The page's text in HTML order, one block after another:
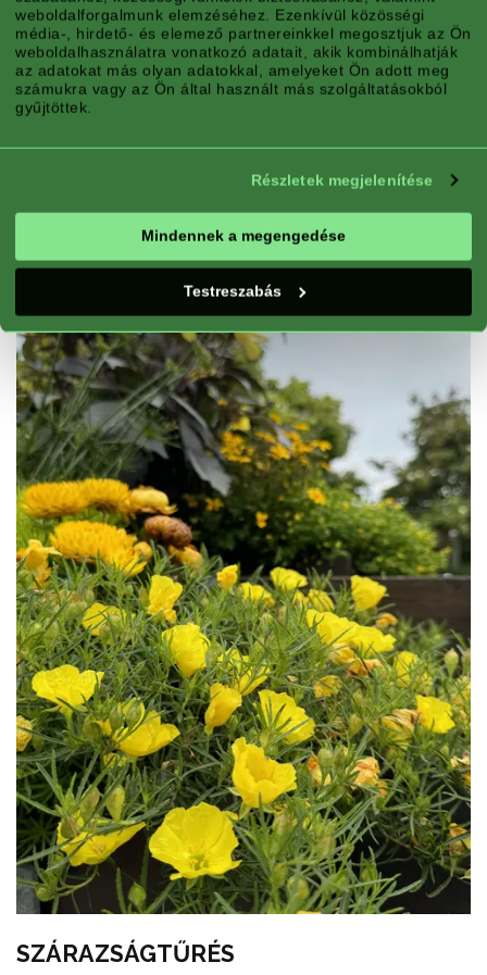
weboldalforgalmunk elemzéséhez. Ezenkívül közösségi
média-, hirdető- és elemező partnereinkkel megosztjuk az Ön
weboldalhasználatra vonatkozó adatait, akik kombinálhatják
az adatokat más olyan adatokkal, amelyeket Ön adott meg
számukra vagy az Ön által használt más szolgáltatásokból
gyűjtöttek.
Részletek megjelenítése
Mindennek a megengedése
Testreszabás
FELTŰNŐ SÁRGA VIRÁGZÁS
A Superlophus®élénksárga virágai
kiemelkednek, és gyönyörűen
párosíthatóak más növényekkel.
SZÁRAZSÁGTŰRÉS